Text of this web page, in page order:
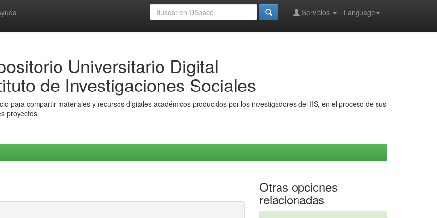
Language
Servicios
Universitario Digital
de Investigaciones Sociales
para compartir materiales y recursos digitales académicos producidos por los investigadores del IIS, en el proceso de sus
proyectos.
Otras opciones
relacionadas